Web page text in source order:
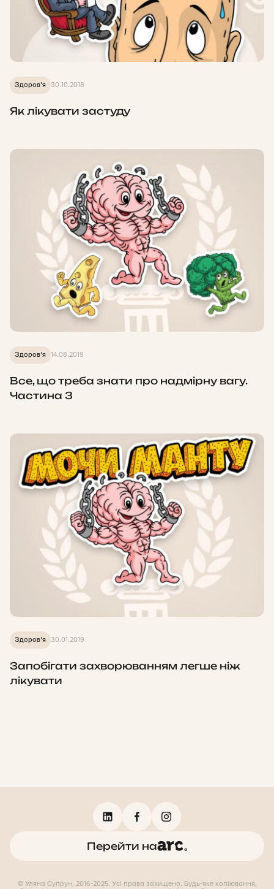
Здоров'я 30.10.2018
Як лікувати застуду
Здоров'я 14.08.2019
Все, що треба знати про надмірну вагу.
Частина 3
Здоров'я 30.01.2019
Запобігати захворюванням легше ніж
лікувати
Перейти на
© Уляна Супрун, 2016-2025. Усі права захищено. Будь-яке копіювання,